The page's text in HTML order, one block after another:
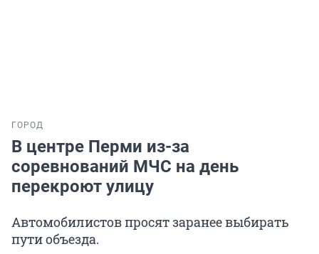
ГОРОД
В центре Перми из-за
соревнований МЧС на день
перекроют улицу
Автомобилистов просят заранее выбирать
пути объезда.